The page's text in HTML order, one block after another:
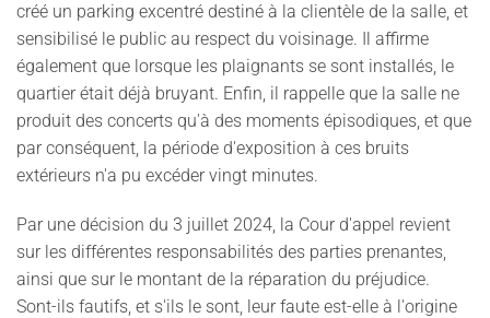
créé un parking excentré destiné à la clientèle de la salle, et
sensibilisé le public au respect du voisinage. Il affirme
également que lorsque les plaignants se sont installés, le
quartier était déjà bruyant. Enfin, il rappelle que la salle ne
produit des concerts qu'à des moments épisodiques, et que
par conséquent, la période d'exposition à ces bruits
extérieurs n'a pu excéder vingt minutes.
Par une décision du 3 juillet 2024, la Cour d'appel revient
sur les différentes responsabilités des parties prenantes,
ainsi que sur le montant de la réparation du préjudice.
Sont-ils fautifs, et s'ils le sont, leur faute est-elle à l'origine